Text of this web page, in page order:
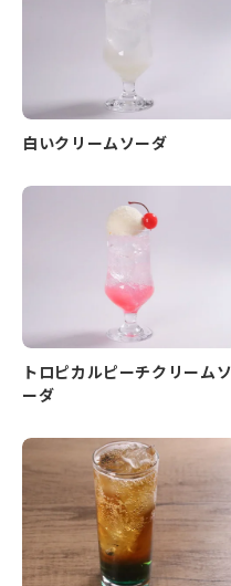
白いクリームソーダ
トロピカルピーチクリームソ
ーダ